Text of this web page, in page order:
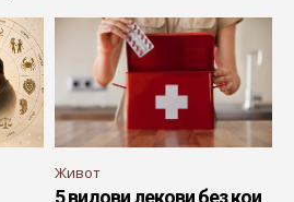
Живот
5 видови лекови без кои